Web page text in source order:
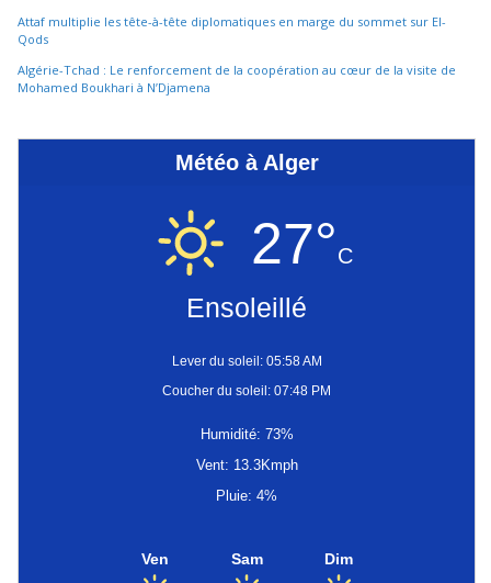
Attaf multiplie les tête-à-tête diplomatiques en marge du sommet sur El-
Qods
Algérie-Tchad : Le renforcement de la coopération au cœur de la visite de
Mohamed Boukhari à N’Djamena
Météo à Alger
27°C
Ensoleillé
Lever du soleil: 05:58 AM
Coucher du soleil: 07:48 PM
Humidité: 73%
Vent: 13.3Kmph
Pluie: 4%
Ven Sam Dim